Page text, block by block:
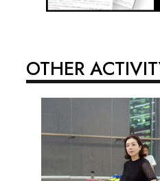
OTHER